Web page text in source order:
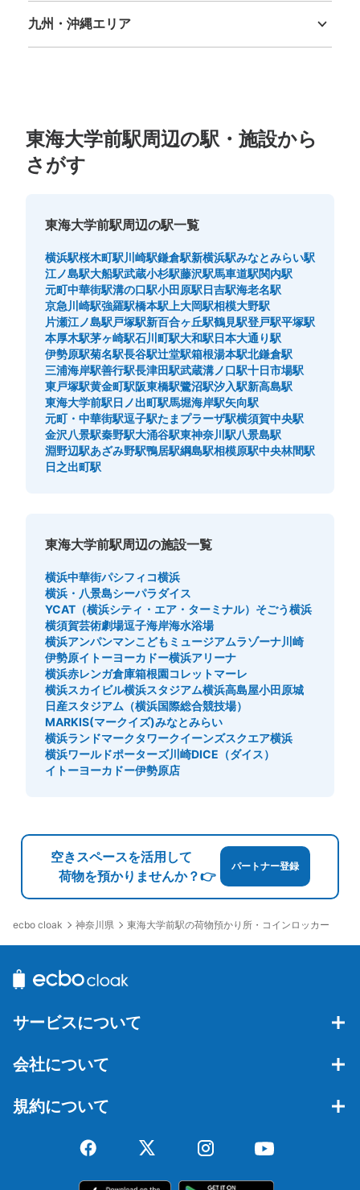
九州・沖縄エリア
東海大学前駅周辺の駅・施設から
さがす
東海大学前駅周辺の駅一覧
横浜駅桜木町駅川崎駅鎌倉駅新横浜駅みなとみらい駅
江ノ島駅大船駅武蔵小杉駅藤沢駅馬車道駅関内駅
元町中華街駅溝の口駅小田原駅日吉駅海老名駅
京急川崎駅強羅駅橋本駅 上大岡駅相模大野駅
片瀬江ノ島駅 戸塚駅新百合ヶ丘駅鶴見駅登戸駅平塚駅
本厚木駅茅ヶ崎駅石川町駅大和駅日本大通り駅
伊勢原駅菊名駅長谷駅辻堂駅箱根湯本駅北鎌倉駅
三浦海岸駅善行駅長津田駅武蔵溝ノ口駅十日市場駅
東戸塚駅黄金町駅阪東橋駅鷺沼駅汐入駅新高島駅
東海大学前駅日ノ出町駅馬堀海岸駅矢向駅
元町・中華街駅逗子駅たまプラーザ駅横須賀中央駅
金沢八景駅秦野駅大涌谷駅東神奈川駅八景島駅
淵野辺駅あざみ野駅鴨居駅綱島駅相模原駅中央林間駅
日之出町駅
東海大学前駅周辺の施設一覧
横浜中華街パシフィコ横浜
横浜・八景島シーパラダイス
YCAT（横浜シティ・エア・ターミナル） そごう横浜
横須賀芸術劇場逗子海岸海水浴場
横浜アンパンマンこどもミュージアムラゾーナ川崎
伊勢原イトーヨーカドー横浜アリーナ
横浜赤レンガ倉庫箱根園コレットマーレ
横浜スカイビル横浜スタジアム横浜高島屋小田原城
日産スタジアム（横浜国際総合競技場）
MARKIS(マークイズ)みなとみらい
横浜ランドマークタワークイーンズスクエア横浜
横浜ワールドポーターズ川崎DICE（ダイス）
イトーヨーカドー伊勢原店
空きスペースを活用して
荷物を預かりませんか？👉
パートナー登録
ecbo cloak 神奈川県 東海大学前駅の荷物預かり所・コインロッカー
サービスについて
会社について
規約について